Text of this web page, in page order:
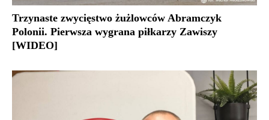
Trzynaste zwycięstwo żużlowców Abramczyk
Polonii. Pierwsza wygrana piłkarzy Zawiszy
[WIDEO]